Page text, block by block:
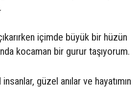
içimde büyük bir hüzün
kocaman bir gurur taşıyorum.
güzel anılar ve hayatımın